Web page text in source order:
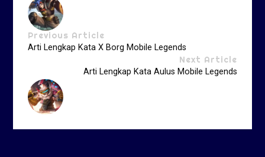
Previous Article
Arti Lengkap Kata X Borg Mobile Legends
Next Article
Arti Lengkap Kata Aulus Mobile Legends